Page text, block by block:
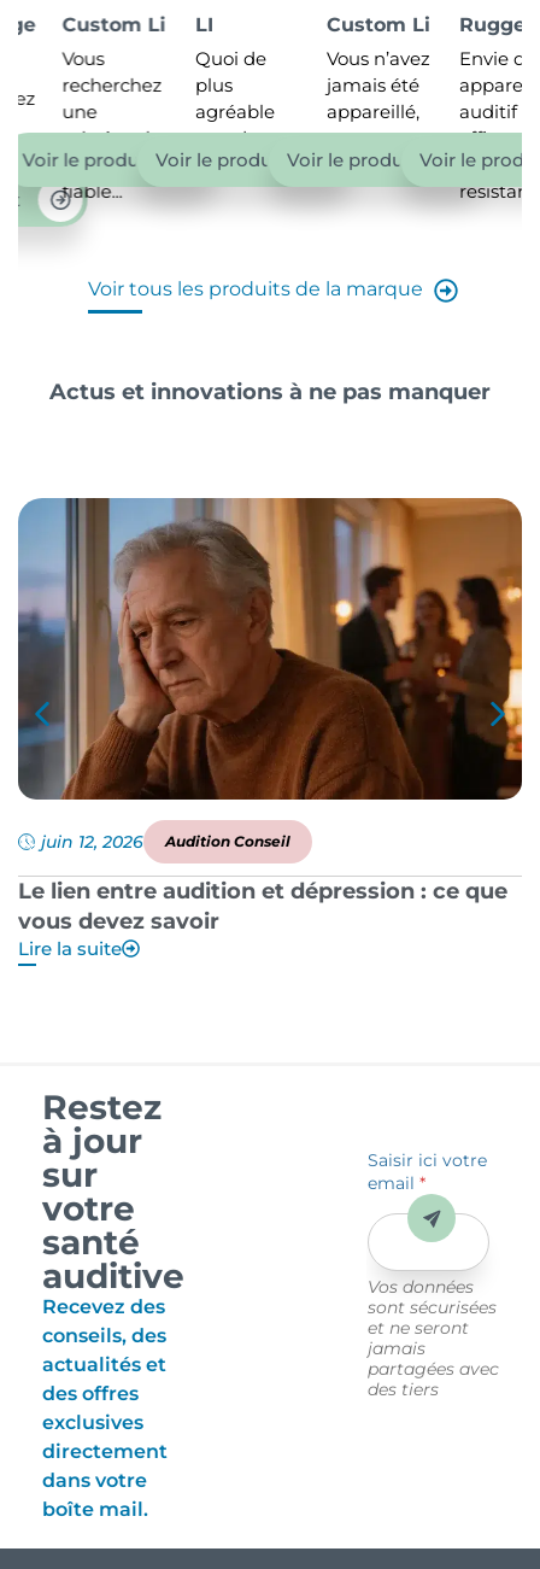
Custom Li
recherchez
une
solution de
recharge
fiable...
le produit
LI
Quoi de
plus
agréable
que de
savoir...
Voir le produit
Custom Li
Vous n’avez
jamais été
appareillé,
et
craignez...
Voir le produit
Rugged
Envie d’un
appareil
auditif
efficace,
mais
résistant...
Voir le produit
Voir tous les produits de la marque
Actus et innovations à ne pas manquer
juin 12, 2026 Audition Conseil
Le lien entre audition et dépression : ce que
vous devez savoir
Lire la suite
Restez
à jour
sur
votre
santé
auditive
Recevez des
conseils, des
actualités et
des offres
exclusives
directement
dans votre
boîte mail.
Saisir ici votre
email*
Vos données
sont sécurisées
et ne seront
jamais
partagées avec
des tiers
Envoyer